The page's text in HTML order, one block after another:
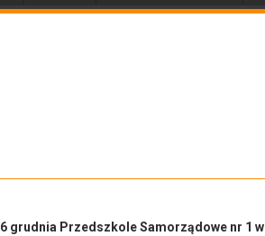
6 grudnia Przedszkole Samorządowe nr 1 w